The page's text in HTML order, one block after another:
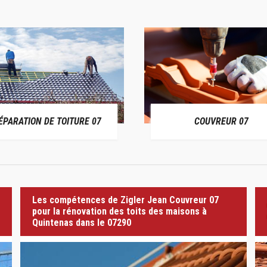
DE TOITURE 07 COUVREUR 07
Les compétences de Zigler Jean Couvreur 07
pour la rénovation des toits des maisons à
Quintenas dans le 07290